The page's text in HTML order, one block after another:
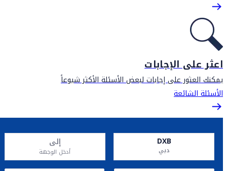
اعثر على الإجابات
يمكنك العثور على إجابات لبعض الأسئلة الأكثر شيوعاً
الأسئلة الشائعة
DXB
دبي
إلى
أدخل الوجهة